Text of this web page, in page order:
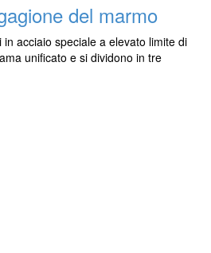
del marmo
acciaio speciale a elevato limite di
unificato e si dividono in tre